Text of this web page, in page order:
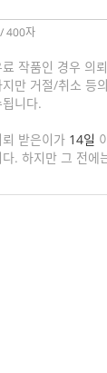
/400자
작품인 경우 의
만 거절/취소 등
니다.
뢰 받은이가 14일
다. 하지만 그 전에